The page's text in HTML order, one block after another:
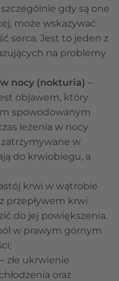
gdy są one
może wskazywać
serca. Jest to jeden z
na problemy
nocy (nokturia) –
objawem, który
spowodowanym
leżenia w nocy
zatrzymywane w
do krwiobiegu, a
krwi w wątrobie
przepływem krwi
do jej powiększenia.
w prawym górnym
– złe ukrwienie
oraz